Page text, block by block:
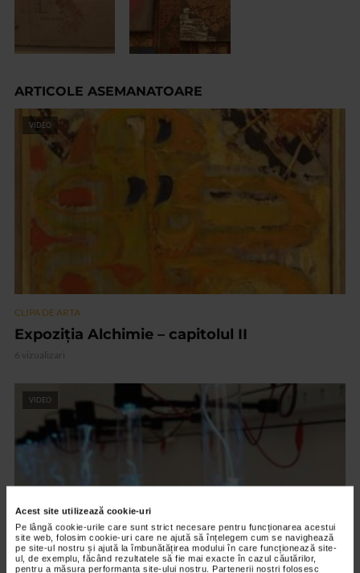
Acest site utilizează cookie-uri
Pe lângă cookie-urile care sunt strict necesare pentru funcționarea acestui
site web, folosim cookie-uri care ne ajută să înțelegem cum se navighează
pe site-ul nostru și ajută la îmbunătățirea modului în care funcționează site-
ul, de exemplu, făcând rezultatele să fie mai exacte în cazul căutărilor,
pentru a măsura performanța site-ului nostru. Partenerii noștri folosesc
ARTICOLE ASEMANATOARE
VIDEO
CLIPA DE ARTA
Expoziția Alchimie – capitolul II
6 vizualizari
VIDEO